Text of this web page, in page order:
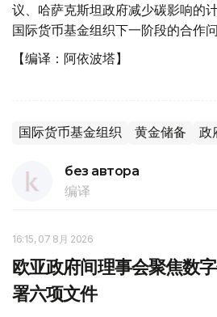
议、哈萨克斯坦政府减少碳影响的
国际货币基金组织下一阶段的合作问
【编译：阿依波塔】
国际货币基金组织 黄金储备 政
без автора
编译
16:15, 07 8月 2026
欧亚政府间理事会聚焦数
署六项文件